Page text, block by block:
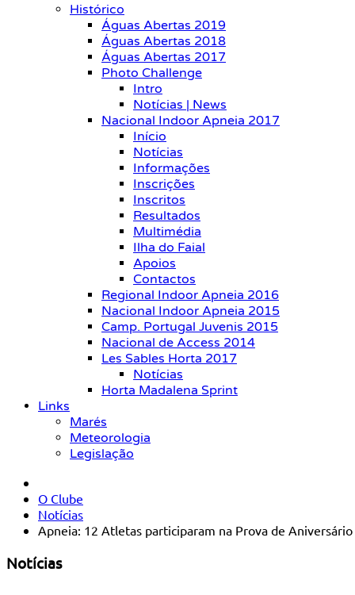
Histórico
Águas Abertas 2019
Águas Abertas 2018
Águas Abertas 2017
Photo Challenge
Intro
Notícias | News
Nacional Indoor Apneia 2017
Início
Notícias
Informações
Inscrições
Inscritos
Resultados
Multimédia
Ilha do Faial
Apoios
Contactos
Regional Indoor Apneia 2016
Nacional Indoor Apneia 2015
Camp. Portugal Juvenis 2015
Nacional de Access 2014
Les Sables Horta 2017
Notícias
Horta Madalena Sprint
Links
Marés
Meteorologia
Legislação
O Clube
Notícias
Apneia: 12 Atletas participaram na Prova de
Notícias